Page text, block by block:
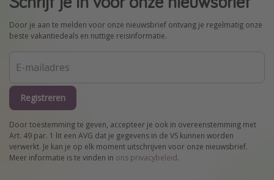
Door je aan te melden voor onze nieuwsbrief ontvang je regelmatig onze
beste vakantiedeals en nuttige reisinformatie.
Registreren
Door toestemming te geven, accepteer je ook in overeenstemming met
Art. 49 par. 1 lit een AVG dat je gegevens in de VS kunnen worden
verwerkt. Je kan je op elk moment uitschrijven voor onze nieuwsbrief.
Meer informatie is te vinden in ons privacybeleid.